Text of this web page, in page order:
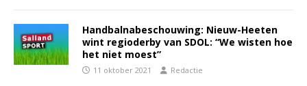
Handbalnabeschouwing: Nieuw-Heeten
wint regioderby van SDOL: “We wisten hoe
het niet moest”
11 oktober 2021 Redactie